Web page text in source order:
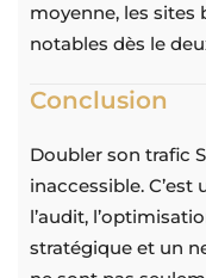
moyenne, les sites
notables dès le
Conclusion
Doubler son trafic
inaccessible.
l’audit,
stratégique et un